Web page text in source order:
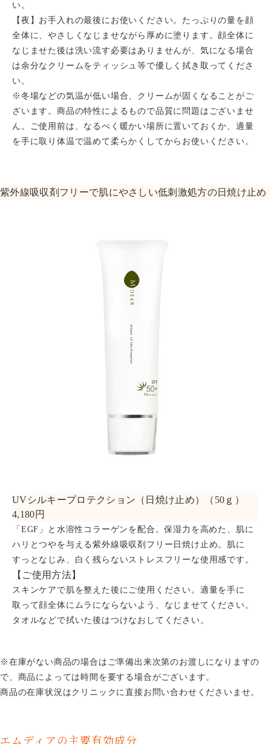
い。
【夜】お手入れの最後にお使いください。たっぷりの量を顔
全体に、やさしくなじませながら厚めに塗ります。顔全体に
なじませた後は洗い流す必要はありませんが、気になる場合
は余分なクリームをティッシュ等で優しく拭き取ってくださ
い。
※冬場などの気温が低い場合、クリームが固くなることがご
ざいます。商品の特性によるもので品質に問題はございませ
ん。ご使用前は、なるべく暖かい場所に置いておくか、適量
を手に取り体温で温めて柔らかくしてからお使いください。
紫外線吸収剤フリーで肌にやさしい低刺激処方の日焼け止め
UVシルキープロテクション（日焼け止め）（50ｇ）
4,180円
「EGF」と水溶性コラーゲンを配合。保湿力を高めた、肌に
ハリとつやを与える紫外線吸収剤フリー日焼け止め。肌に
すっとなじみ、白く残らないストレスフリーな使用感です。
【ご使用方法】
スキンケアで肌を整えた後にご使用ください。適量を手に
取って顔全体にムラにならないよう、なじませてください。
タオルなどで拭いた後はつけなおしてください。
※在庫がない商品の場合はご準備出来次第のお渡しになりますの
で、商品によっては時間を要する場合がございます。
商品の在庫状況はクリニックに直接お問い合わせくださいませ。
エムディアの主要有効成分